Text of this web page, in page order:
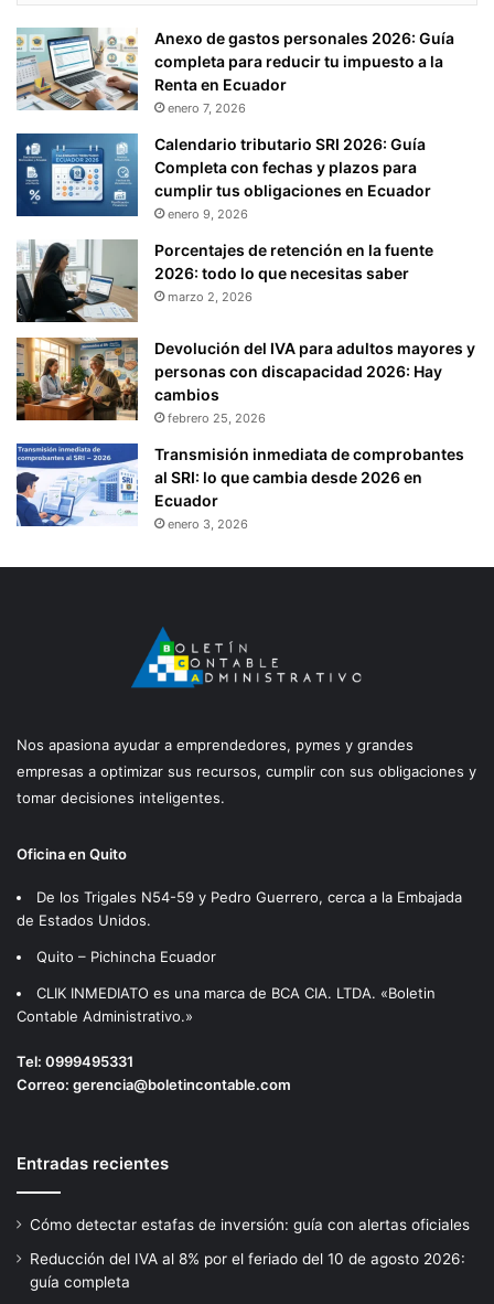
Anexo de gastos personales 2026: Guía
completa para reducir tu impuesto a la
Renta en Ecuador
enero 7, 2026
Calendario tributario SRI 2026: Guía
Completa con fechas y plazos para
cumplir tus obligaciones en Ecuador
enero 9, 2026
Porcentajes de retención en la fuente
2026: todo lo que necesitas saber
marzo 2, 2026
Devolución del IVA para adultos mayores y
personas con discapacidad 2026: Hay
cambios
febrero 25, 2026
Transmisión inmediata de comprobantes
al SRI: lo que cambia desde 2026 en
Ecuador
enero 3, 2026
Nos apasiona ayudar a emprendedores, pymes y grandes
empresas a optimizar sus recursos, cumplir con sus obligaciones y
tomar decisiones inteligentes.
Oficina en Quito
De los Trigales N54-59 y Pedro Guerrero, cerca a la Embajada
de Estados Unidos.
Quito – Pichincha Ecuador
CLIK INMEDIATO es una marca de BCA CIA. LTDA. «Boletin
Contable Administrativo.»
Tel: 0999495331
Correo: gerencia@boletincontable.com
Entradas recientes
Cómo detectar estafas de inversión: guía con alertas oficiales
Reducción del IVA al 8% por el feriado del 10 de agosto 2026:
guía completa